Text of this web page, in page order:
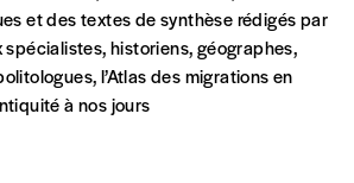
et décalé, dont vous ne
ni la culture, ni les lois.
La Fonderie, Molenbeek-Saint-